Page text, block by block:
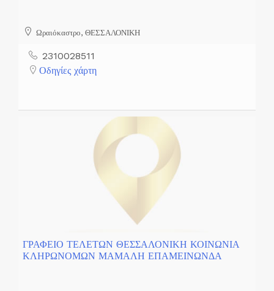
Ωραιόκαστρο, ΘΕΣΣΑΛΟΝΙΚΗ
2310028511
Οδηγίες χάρτη
ΓΡΑΦΕΙΟ ΤΕΛΕΤΩΝ ΘΕΣΣΑΛΟΝΙΚΗ ΚΟΙΝΩΝΙΑ
ΚΛΗΡΩΝΟΜΩΝ ΜΑΜΑΛΗ ΕΠΑΜΕΙΝΩΝΔΑ